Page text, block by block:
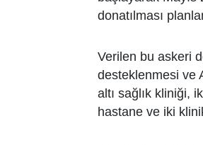
donatılması
Verilen bu askeri
desteklenmesi ve
altı sağlık kliniği,
hastane ve iki